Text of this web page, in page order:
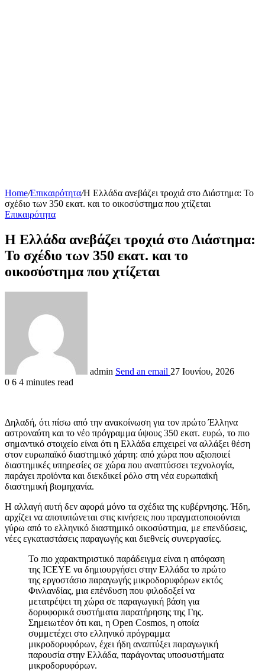
Home/Επικαιρότητα/Η Ελλάδα ανεβάζει τροχιά στο Διάστημα: Το
σχέδιο των 350 εκατ. και το οικοσύστημα που χτίζεται
Επικαιρότητα
Η Ελλάδα ανεβάζει τροχιά στο Διάστημα:
Το σχέδιο των 350 εκατ. και το
οικοσύστημα που χτίζεται
admin Send an email 27 Ιουνίου, 2026
0 6 4 minutes read
Δηλαδή, ότι πίσω από την ανακοίνωση για τον πρώτο Έλληνα
αστροναύτη και το νέο πρόγραμμα ύψους 350 εκατ. ευρώ, το πιο
σημαντικό στοιχείο είναι ότι η Ελλάδα επιχειρεί να αλλάξει θέση
στον ευρωπαϊκό διαστημικό χάρτη: από χώρα που αξιοποιεί
διαστημικές υπηρεσίες σε χώρα που αναπτύσσει τεχνολογία,
παράγει προϊόντα και διεκδικεί ρόλο στη νέα ευρωπαϊκή
διαστημική βιομηχανία.
Η αλλαγή αυτή δεν αφορά μόνο τα σχέδια της κυβέρνησης. Ήδη,
αρχίζει να αποτυπώνεται στις κινήσεις που πραγματοποιούνται
γύρω από το ελληνικό διαστημικό οικοσύστημα, με επενδύσεις,
νέες εγκαταστάσεις παραγωγής και διεθνείς συνεργασίες.
Το πιο χαρακτηριστικό παράδειγμα είναι η απόφαση
της ICEYE να δημιουργήσει στην Ελλάδα το πρώτο
της εργοστάσιο παραγωγής μικροδορυφόρων εκτός
Φινλανδίας, μια επένδυση που φιλοδοξεί να
μετατρέψει τη χώρα σε παραγωγική βάση για
δορυφορικά συστήματα παρατήρησης της Γης.
Σημειωτέον ότι και, η Open Cosmos, η οποία
συμμετέχει στο ελληνικό πρόγραμμα
μικροδορυφόρων, έχει ήδη αναπτύξει παραγωγική
παρουσία στην Ελλάδα, παράγοντας υποσυστήματα
μικροδορυφόρων.